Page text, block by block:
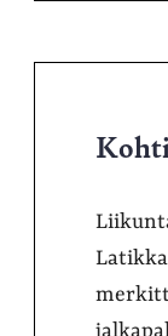
Kohti